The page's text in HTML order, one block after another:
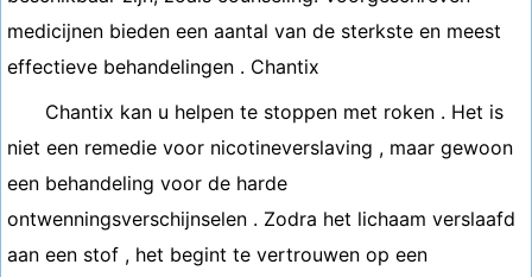
medicijnen bieden een aantal van de sterkste en meest
effectieve behandelingen . Chantix
Chantix kan u helpen te stoppen met roken . Het is
niet een remedie voor nicotineverslaving , maar gewoon
een behandeling voor de harde
ontwenningsverschijnselen . Zodra het lichaam verslaafd
aan een stof , het begint te vertrouwen op een